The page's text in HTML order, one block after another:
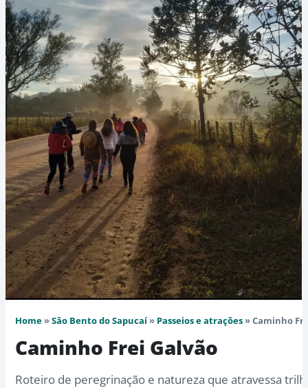
Home»São Bento do Sapucaí» Passeios e atrações» Caminho
Caminho Frei Galvão
Roteiro de peregrinação e natureza que atravessa